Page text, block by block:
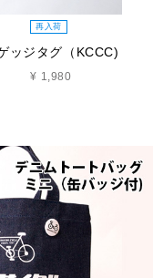
再入荷
ッジタグ（KCCC)
¥ 1,980